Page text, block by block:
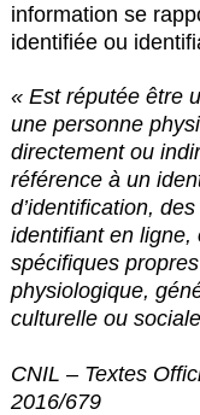
information se
identifiée ou
« Est réputée être
une personne
directement ou
référence à un
d’identification,
identifiant en ligne,
spécifiques
physiologique,
culturelle ou
CNIL – Textes
2016/679